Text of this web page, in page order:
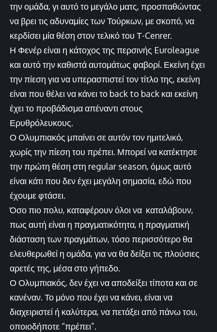
την ομάδα, γι αυτό το μεγάλο ματς, προσπαθώντας
να βρει τις αδυναμίες των Τούρκων, με σκοπό, να
κερδίσει μία θέση στον τελικό του Τ-Cenrer.
Η Φενέρ είναι η κάτοχος της περσινής Euroleague
και αυτό την καθιστά αυτομάτως φαβορί. Εκείνη έχει
την πίεση για να υπερασπιστεί τον τίτλο της, εκείνη
είναι που θέλει να κάνει το back to back και εκείνη
έχει το προβάδισμα απέναντι στους
Ερυθρόλευκους.
Ο Ολυμπιακός μπαίνει σε αυτόν τον ημιτελικό,
χωρίς την πίεση του πρέπει. Μπορεί να κατέκτησε
την πρώτη θέση στη regular season, όμως αυτό
είναι κάτι που δεν έχει μεγάλη σημασία, εδώ που
έχουμε φτάσει.
Όσο πιο πολυ, καταφέρουν όλοι να καταλάβουν,
πως αυτή είναι η πραγματικότητα, η πραγματική
διάσταση των πραγμάτων, τόσο περισσότερο θα
ελευθερωθεί η ομάδα, για να θα δείξει τις πλούσιες
αρετές της, μέσα στο γήπεδο.
Ο Ολυμπιακός, δεν έχει να αποδείξει τίποτα και σε
κανέναν. Το μόνο που έχει να κάνει, είναι να
διαχειριστεί ή καλύτερα, να πετάξει από πάνω του,
οποιοδήποτε “πρέπει”.